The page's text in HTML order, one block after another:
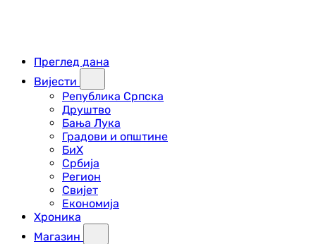
Преглед дана
Вијести
Република Српска
Друштво
Бања Лука
Градови и општине
БиХ
Србија
Регион
Свијет
Економија
Хроника
Магазин